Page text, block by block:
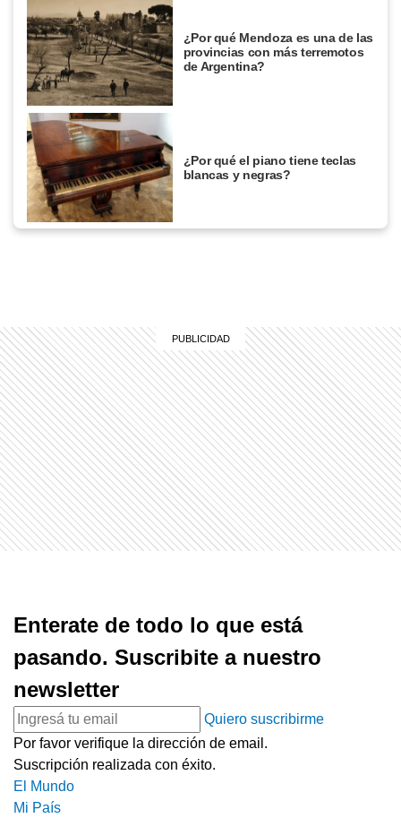
¿Por qué Mendoza es una de las
provincias con más terremotos
de Argentina?
¿Por qué el piano tiene teclas
blancas y negras?
Enterate de todo lo que está
pasando. Suscribite a nuestro
newsletter
Quiero suscribirme
Por favor verifique la dirección de email.
Suscripción realizada con éxito.
El Mundo
Mi País